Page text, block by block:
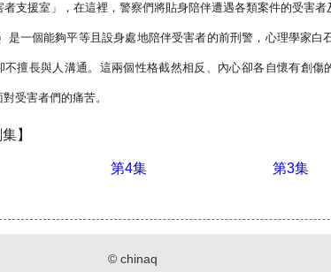
者支援室」，在這裡，警察們將貼身陪伴遭遇各類案件的受害
是一個能夠平等且設身處地陪伴受害者的前刑警，心理學家
不擅長與人溝通。這兩個性格截然相反、內心卻各自懷有創
受害者們的痛苦。
】
第4集
第3集
© chinaq